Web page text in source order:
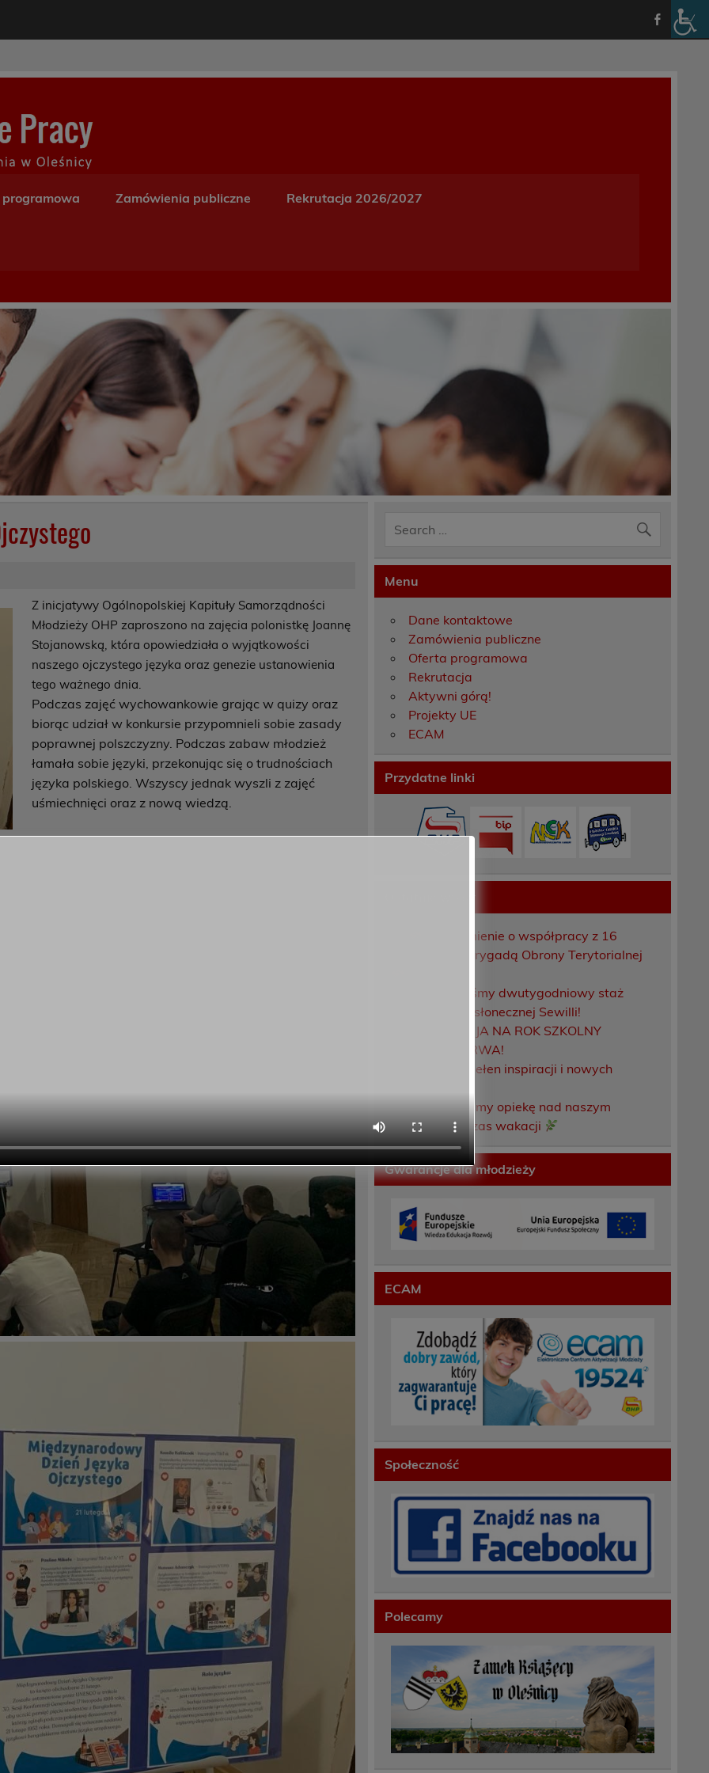
Zamówienia publiczne Rekrutacja 2026/2027
Z inicjatywy Ogólnopolskiej Kapituły Samorządności
Młodzieży OHP zaproszono na zajęcia polonistkę Joannę
Stojanowską, która opowiedziała o wyjątkowości
naszego ojczystego języka oraz genezie ustanowienia
tego ważnego dnia.
Podczas zajęć wychowankowie grając w quizy oraz
biorąc udział w konkursie przypomnieli sobie zasady
poprawnej polszczyzny. Podczas zabaw młodzież
łamała sobie języki, przekonując się o trudnościach
języka polskiego. Wszyscy jednak wyszli z zajęć
uśmiechnięci oraz z nową wiedzą.
Menu
Dane kontaktowe
Zamówienia publiczne
Oferta programowa
Rekrutacja
Aktywni górą!
Projekty UE
ECAM
Przydatne linki
Porozumienie o współpracy z 16
Dolnośląską Brygadą Obrony Terytorialnej
Zakończyliśmy dwutygodniowy staż
zawodowy w słonecznej Sewilli!
REKRUTACJA NA ROK SZKOLNY
2026/2027 TRWA!
Weekend pełen inspiracji i nowych
Przekazaliśmy opiekę nad naszym
ogrodem na czas wakacji
Gwarancje dla młodzieży
ECAM
Społeczność
Polecamy